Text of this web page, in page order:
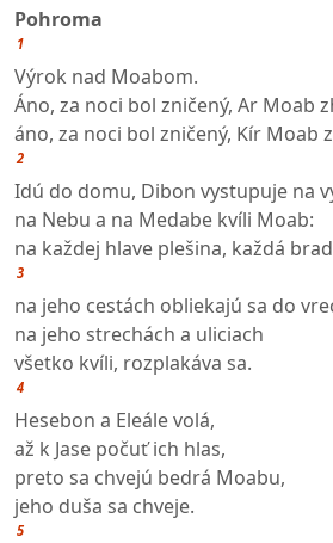
Pohroma
1
Výrok nad Moabom.
Áno, za noci bol zničený, Ar Moab
áno, za noci bol zničený, Kír Moab
2
Idú do domu, Dibon vystupuje na
na Nebu a na Medabe kvíli Moab:
na každej hlave plešina, každá
3
na jeho cestách obliekajú sa do
na jeho strechách a uliciach
všetko kvíli, rozplakáva sa.
4
Hesebon a Eleále volá,
až k Jase počuť ich hlas,
preto sa chvejú bedrá Moabu,
jeho duša sa chveje.
5